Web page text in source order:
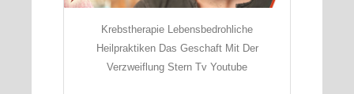
Krebstherapie Lebensbedrohliche
Heilpraktiken Das Geschaft Mit Der
Verzweiflung Stern Tv Youtube